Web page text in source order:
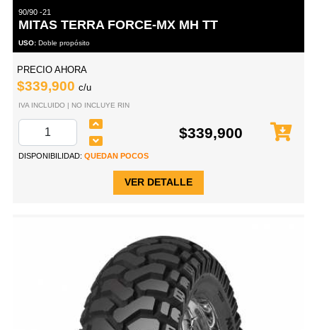
90/90 -21
MITAS TERRA FORCE-MX MH TT
USO: Doble propósito
PRECIO AHORA
$339,900 c/u
IVA INCLUIDO | NO INCLUYE RIN
$339,900
DISPONIBILIDAD: QUEDAN POCOS
VER DETALLE